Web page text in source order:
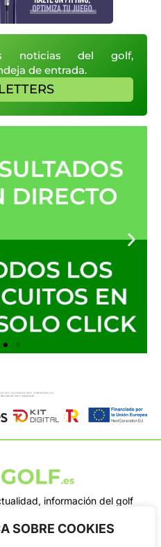
SOBRE COOKIES
noticias del golf,
de entrada.
información del golf
Cup, DP World Tour, LPGA